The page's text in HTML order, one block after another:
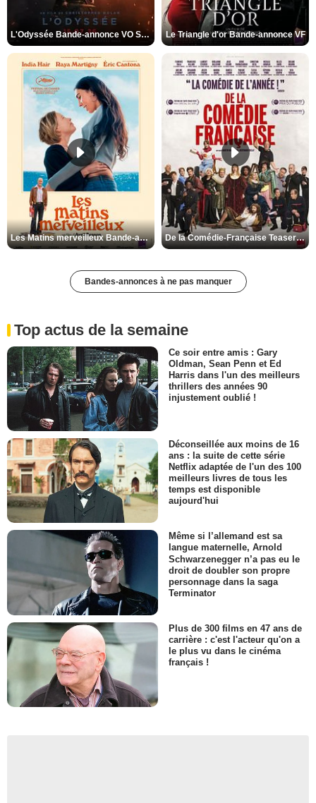
L'Odyssée Bande-annonce VO STFR Le Triangle d'or Bande-annonce VF
Les Matins merveilleux Bande-annonce VF De la Comédie-Française Teaser VF
Bandes-annonces à ne pas manquer
Top actus de la semaine
Ce soir entre amis : Gary
Oldman, Sean Penn et Ed
Harris dans l'un des meilleurs
thrillers des années 90
injustement oublié !
Déconseillée aux moins de 16
ans : la suite de cette série
Netflix adaptée de l'un des 100
meilleurs livres de tous les
temps est disponible
aujourd'hui
Même si l’allemand est sa
langue maternelle, Arnold
Schwarzenegger n’a pas eu le
droit de doubler son propre
personnage dans la saga
Terminator
Plus de 300 films en 47 ans de
carrière : c'est l'acteur qu'on a
le plus vu dans le cinéma
français !